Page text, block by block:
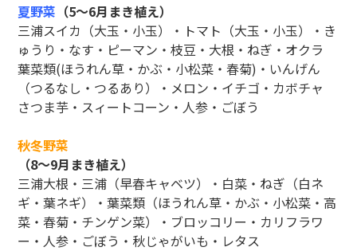
夏野菜 （5～6月まき植え）
三浦スイカ（大玉・小玉）・トマト（大玉・小玉）・き
ゅうり・なす・ピーマン・枝豆・大根・ねぎ・オクラ
葉菜類(ほうれん草・かぶ・小松菜・春菊)・いんげん
（つるなし・つるあり）・メロン・イチゴ・カボチャ
さつま芋・スィートコーン・人参・ごぼう
秋冬野菜
（8～9月まき植え）
三浦大根・三浦（早春キャベツ）・白菜・ねぎ（白ネ
ギ・葉ネギ）・葉菜類（ほうれん草・かぶ・小松菜・高
菜・春菊・チンゲン菜）・ブロッコリー・カリフラワ
ー・人参・ごぼう・秋じゃがいも・レタス